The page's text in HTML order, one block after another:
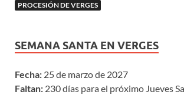
PROCESIÓN DE VERGES
SEMANA SANTA EN VERGES
Fecha: 25 de marzo de 2027
Faltan: 230 días para el próximo Jueves